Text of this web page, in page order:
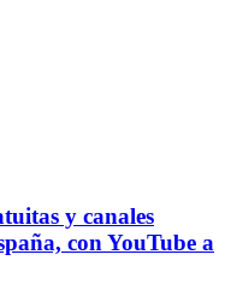
y canales
con YouTube a